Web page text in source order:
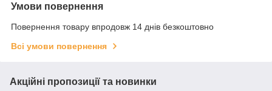
Умови повернення
Повернення товару впродовж 14 днів безкоштовно
Всі умови повернення
Акційні пропозиції та новинки